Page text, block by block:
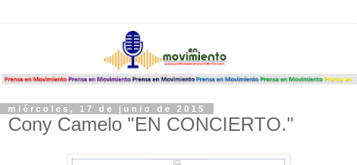
miércoles, 17 de junio de 2015
Cony Camelo "EN CONCIERTO.‏"